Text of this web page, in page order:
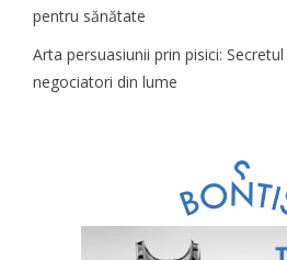
pentru sănătate
Arta persuasiunii prin pisici: Secretul
negociatori din lume